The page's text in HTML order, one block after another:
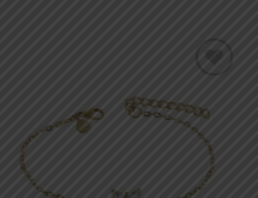
önskelistan!